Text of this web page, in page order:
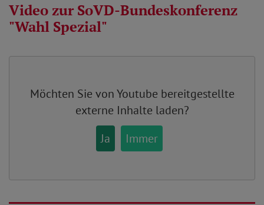
Video zur SoVD-Bundeskonferenz
"Wahl Spezial"
Möchten Sie vonYoutube bereitgestellte
externe Inhalte laden?
Ja
Immer